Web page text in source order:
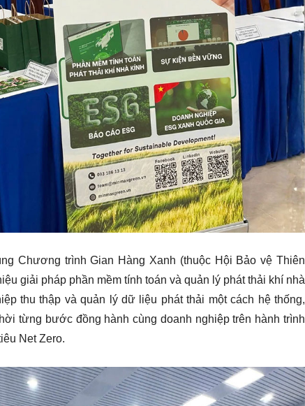
Chương trình Gian Hàng Xanh (thuộc Hội Bảo vệ Thiên
giải pháp phần mềm tính toán và quản lý phát thải khí nhà
thu thập và quản lý dữ liệu phát thải một cách hệ thống,
từng bước đồng hành cùng doanh nghiệp trên hành trình
Net Zero.